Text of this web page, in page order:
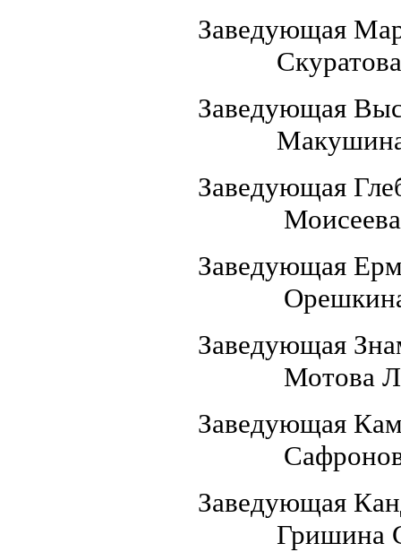
Скуратова
Макушина
Моисеева
Орешкина
Мотова
Сафронова
Гришина